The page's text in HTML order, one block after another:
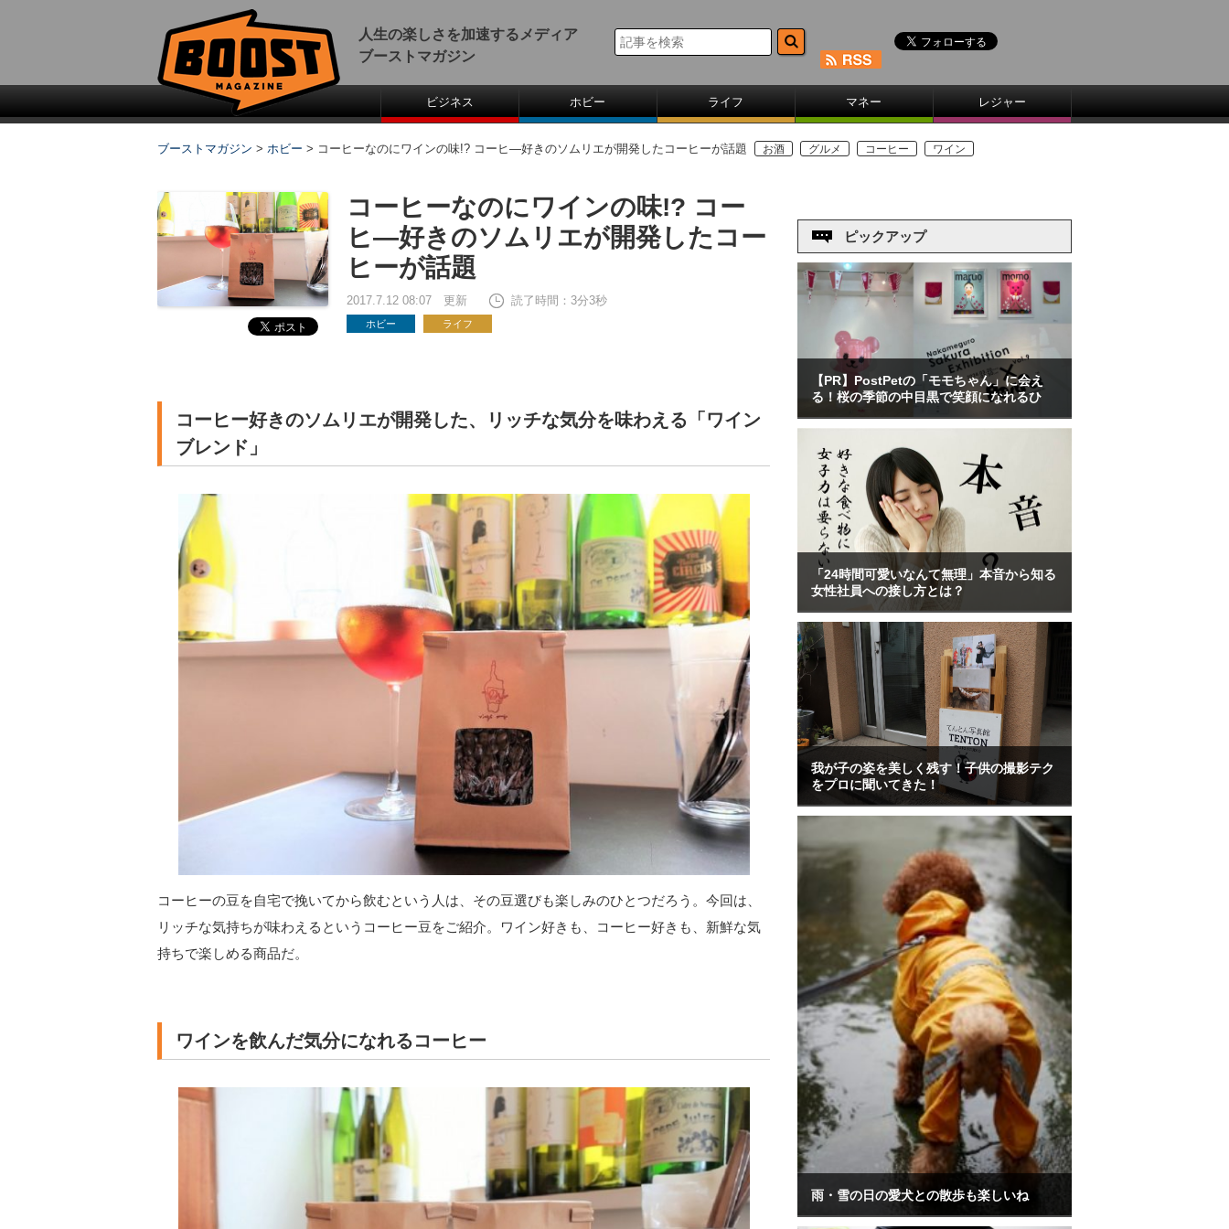
人生の楽しさを加速するメディア
ブーストマガジン
ビジネス ホビー ライフ マネー レジャー
ブーストマガジン > ホビー > コーヒーなのにワインの味!? コーヒ―好きのソムリエが開発したコーヒーが話題 お酒 グルメ コーヒー ワイン
コーヒーなのにワインの味!? コー
ヒ―好きのソムリエが開発したコー
ヒーが話題
2017.7.12 08:07 更新 読了時間：3分3秒
ホビー ライフ
コーヒー好きのソムリエが開発した、リッチな気分を味わえる「ワイン
ブレンド」
コーヒーの豆を自宅で挽いてから飲むという人は、その豆選びも楽しみのひとつだろう。今回は、
リッチな気持ちが味わえるというコーヒー豆をご紹介。ワイン好きも、コーヒー好きも、新鮮な気
持ちで楽しめる商品だ。
ワインを飲んだ気分になれるコーヒー
ピックアップ
【PR】PostPetの「モモちゃん」に会え
る！桜の季節の中目黒で笑顔になれるひ
「24時間可愛いなんて無理」本音から知る
女性社員への接し方とは？
我が子の姿を美しく残す！子供の撮影テク
をプロに聞いてきた！
雨・雪の日の愛犬との散歩も楽しいね